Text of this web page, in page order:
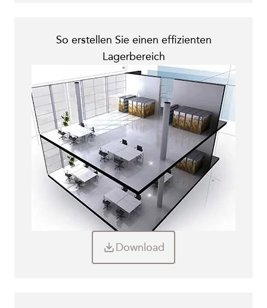
So erstellen Sie einen effizienten
Lagerbereich
Download